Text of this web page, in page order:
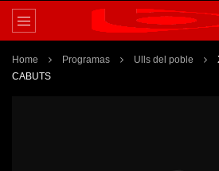
Home Programas Ulls del poble
CABUTS